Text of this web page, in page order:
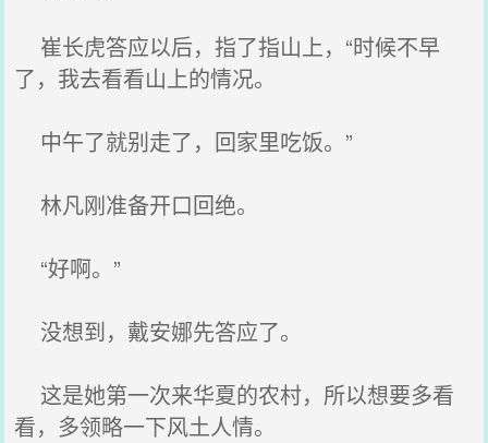
崔长虎答应以后，指了指山上，“时候不早
了，我去看看山上的情况。
中午了就别走了，回家里吃饭。”
林凡刚准备开口回绝。
“好啊。”
没想到，戴安娜先答应了。
这是她第一次来华夏的农村，所以想要多看
看，多领略一下风土人情。